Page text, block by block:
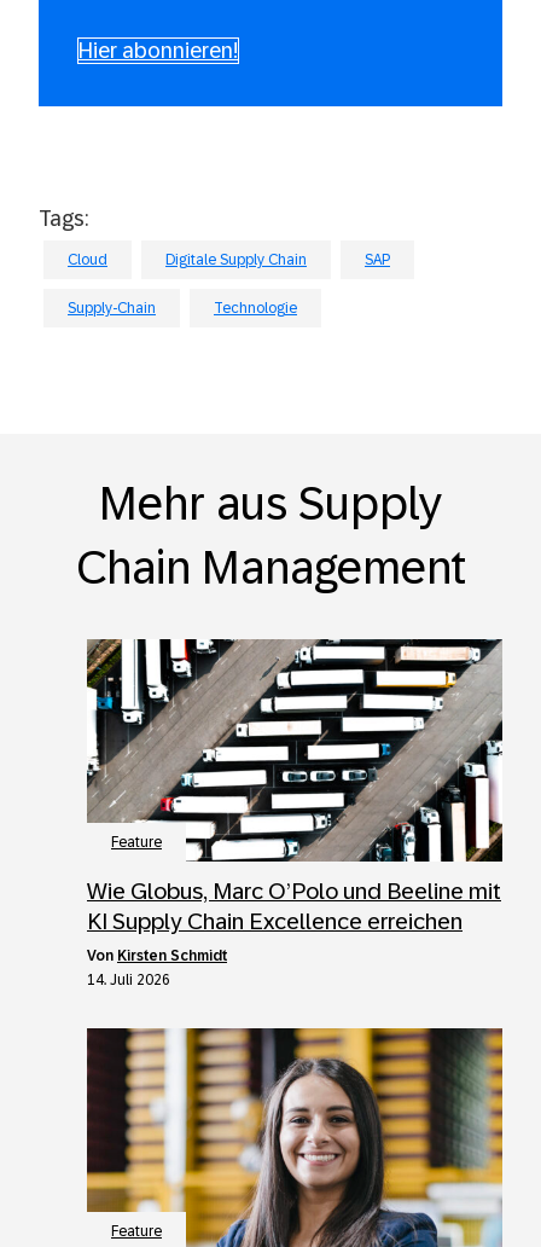
Hier abonnieren!
Tags:
Cloud Digitale Supply Chain SAP
Supply-Chain Technologie
Mehr aus Supply
Chain Management
Feature
Wie Globus, Marc O’Polo und Beeline mit
KI Supply Chain Excellence erreichen
von Kirsten Schmidt
14. Juli 2026
Feature